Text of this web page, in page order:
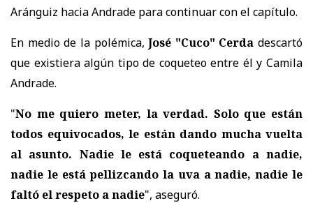
Aránguiz hacia Andrade para continuar con el capítulo.
En medio de la polémica,José "Cuco" Cerda descartó
que existiera algún tipo de coqueteo entre él y Camila
Andrade.
"No me quiero meter, la verdad. Solo que están
todos equivocados, le están dando mucha vuelta
al asunto. Nadie le está coqueteando a nadie,
nadie le está pellizcando la uva a nadie, nadie le
faltó el respeto a nadie", aseguró.